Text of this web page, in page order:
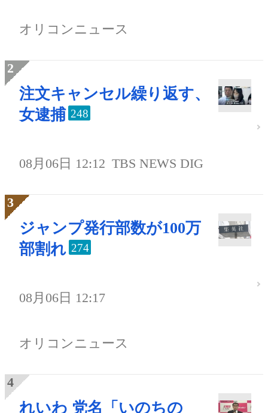
オリコンニュース
注文キャンセル繰り返す、
女逮捕 248
08月06日 12:12 TBS NEWS DIG
ジャンプ発行部数が100万
部割れ 274
08月06日 12:17
オリコンニュース
れいわ 党名「いのちの